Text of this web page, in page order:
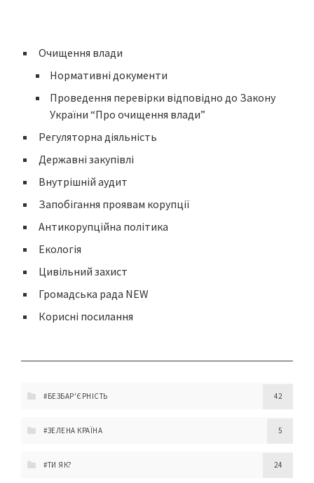
Очищення влади
Нормативні документи
Проведення перевірки відповідно до Закону
України “Про очищення влади”
Регуляторна діяльність
Державні закупівлі
Внутрішній аудит
Запобігання проявам корупції
Антикорупційна політика
Екологія
Цивільний захист
Громадська рада NEW
Корисні посилання
#БЕЗБАР'ЄРНІСТЬ 42
#ЗЕЛЕНА КРАЇНА 5
#ТИ ЯК? 24